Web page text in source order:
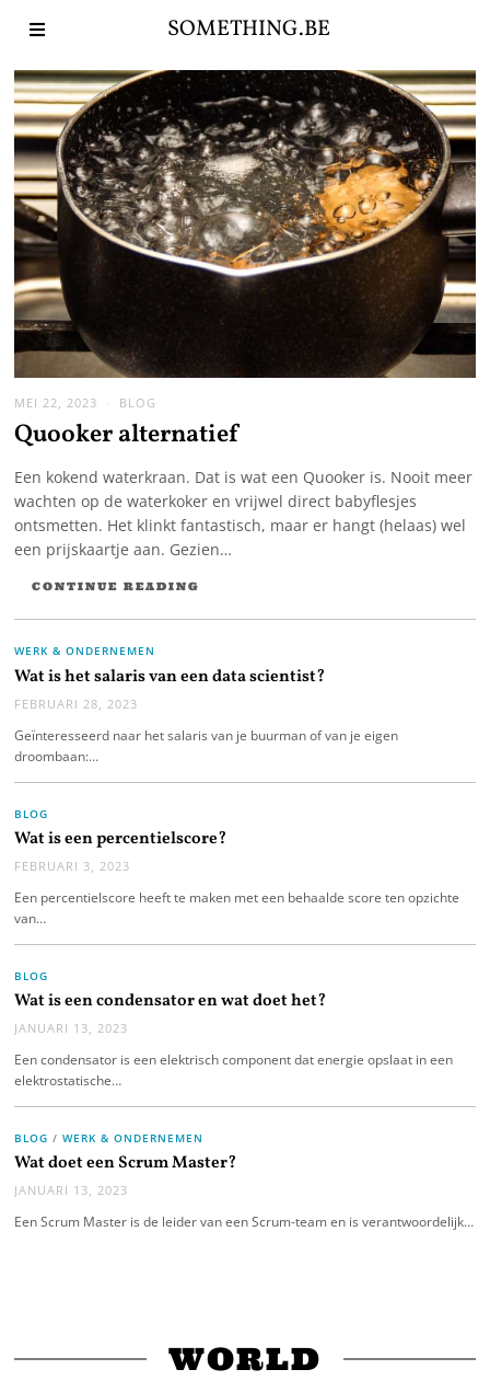
SOMETHING.BE
MEI 22, 2023 BLOG
Quooker alternatief
Een kokend waterkraan. Dat is wat een Quooker is. Nooit meer
wachten op de waterkoker en vrijwel direct babyflesjes
ontsmetten. Het klinkt fantastisch, maar er hangt (helaas) wel
een prijskaartje aan. Gezien…
CONTINUE READING
WERK & ONDERNEMEN
Wat is het salaris van een data scientist?
FEBRUARI 28, 2023
Geïnteresseerd naar het salaris van je buurman of van je eigen
droombaan:…
BLOG
Wat is een percentielscore?
FEBRUARI 3, 2023
Een percentielscore heeft te maken met een behaalde score ten opzichte
van…
BLOG
Wat is een condensator en wat doet het?
JANUARI 13, 2023
Een condensator is een elektrisch component dat energie opslaat in een
elektrostatische…
BLOG / WERK & ONDERNEMEN
Wat doet een Scrum Master?
JANUARI 13, 2023
Een Scrum Master is de leider van een Scrum-team en is verantwoordelijk…
WORLD